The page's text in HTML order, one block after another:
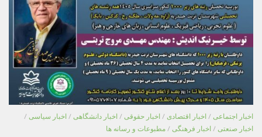
اخبار اجتماعی / اخبار اقتصادی / اخبار حقوقی / اخبار دانشگاهی / اخبار سیاسی /
اخبار صنعتی / اخبار فرهنگی / مطبوعات و رسانه ها